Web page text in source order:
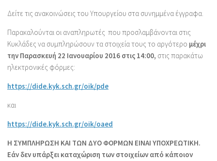
Δείτε τις ανακοινώσεις του Υπουργείου στα συνημμένα έγγραφα.
Παρακαλούνται οι αναπληρωτές που προσλαμβάνονται στις
Κυκλάδες να συμπληρώσουν τα στοιχεία τους το αργότερο μέχρι
την Παρασκευή 22 Ιανουαρίου 2016 στις 14:00, στις παρακάτω
ηλεκτρονικές φόρμες:
https://dide.kyk.sch.gr/oik/pde
και
https://dide.kyk.sch.gr/oik/oaed
Η ΣΥΜΠΛΗΡΩΣΗ ΚΑΙ ΤΩΝ ΔΥΟ ΦΟΡΜΩΝ ΕΙΝΑΙ ΥΠΟΧΡΕΩΤΙΚΗ.
Εάν δεν υπάρξει καταχώριση των στοιχείων από κάποιον